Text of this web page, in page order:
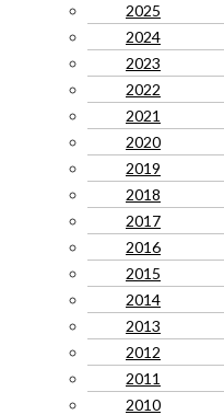
2025
2024
2023
2022
2021
2020
2019
2018
2017
2016
2015
2014
2013
2012
2011
2010